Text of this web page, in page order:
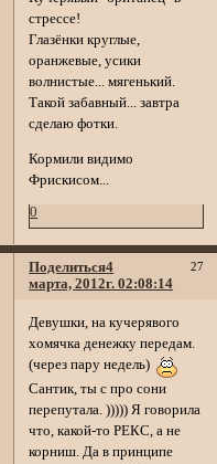
стрессе!
Глазёнки круглые,
оранжевые, усики
волнистые... мягенький.
Такой забавный... завтра
сделаю фотки.
Кормили видимо
Фрискисом...
0
Поделиться 27
4
марта, 2012г. 02:08:14
Девушки, на кучерявого
хомячка денежку передам.
(через пару недель)
Сантик, ты с про сони
перепутала. ))))) Я говорила
что, какой-то РЕКС, а не
корниш. Да в принципе